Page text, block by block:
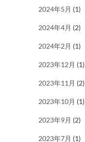
2024年5月 (1)
2024年4月 (2)
2024年2月 (1)
2023年12月 (1)
2023年11月 (2)
2023年10月 (1)
2023年9月 (2)
2023年7月 (1)